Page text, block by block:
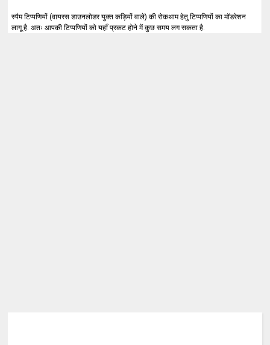
स्पैम टिप्पणियों (वायरस डाउनलोडर युक्त कड़ियों वाले) की रोकथाम हेतु टिप्पणियों का मॉडरेशन
लागू है. अतः आपकी टिप्पणियों को यहाँ प्रकट होने में कुछ समय लग सकता है.